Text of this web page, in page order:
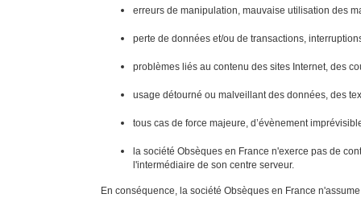
erreurs de manipulation, mauvaise utilisation des
perte de données et/ou de transactions,
problèmes liés au contenu des sites Internet, des
usage détourné ou malveillant des données, des
tous cas de force majeure, d’évènement
la société Obsèques en France n'exerce pas de
l'intermédiaire de son centre serveur.
En conséquence, la société Obsèques en France